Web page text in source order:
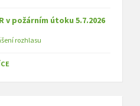
v požárním útoku 5.7.2026
rozhlasu